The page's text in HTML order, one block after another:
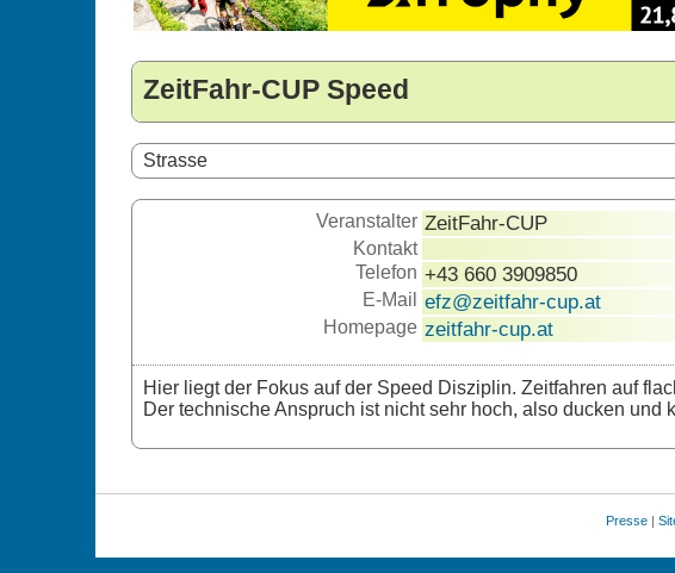
ZeitFahr-CUP Speed
Strasse
Veranstalter ZeitFahr-CUP
Kontakt
Telefon +43 660 3909850
E-Mail efz@zeitfahr-cup.at
Homepage zeitfahr-cup.at
Hier liegt der Fokus auf der Speed Disziplin. Zeitfahren auf
Der technische Anspruch ist nicht sehr hoch, also ducken und
Presse |